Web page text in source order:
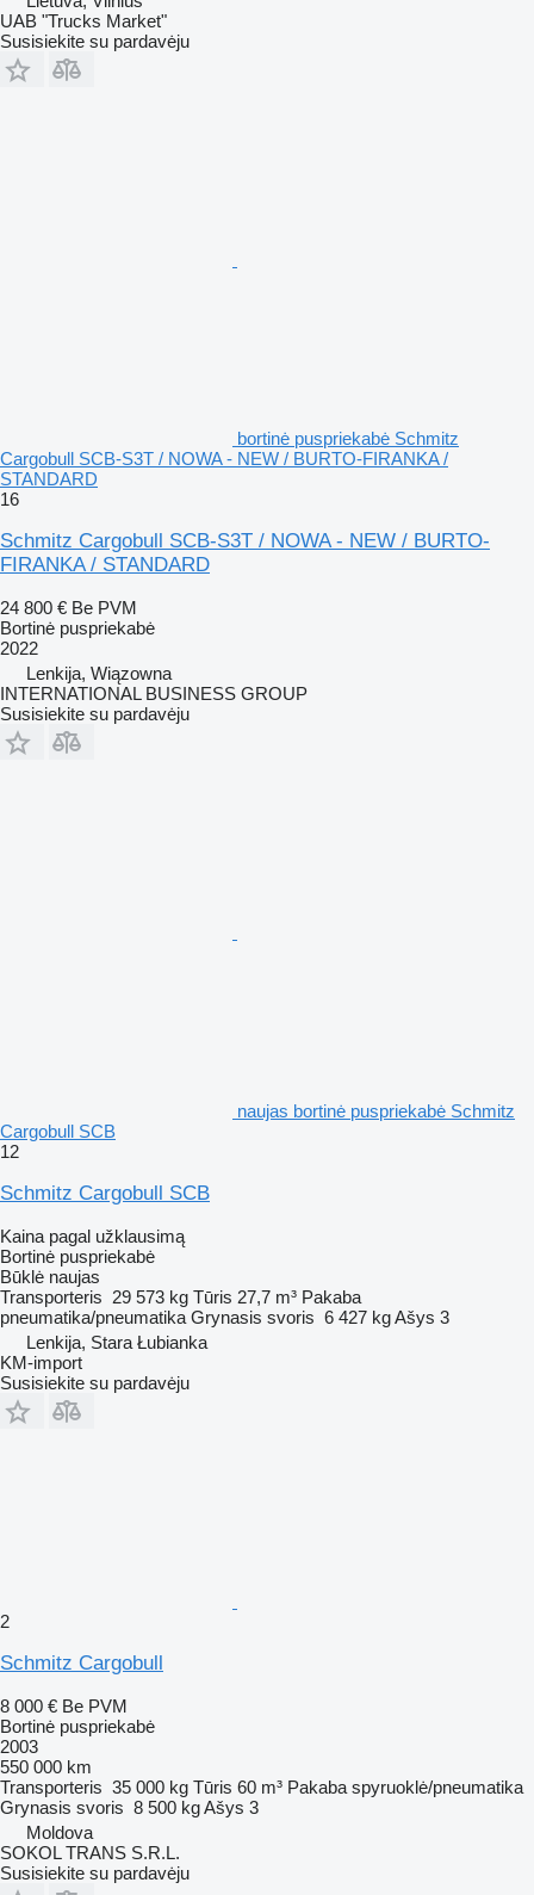
UAB "Trucks Market"
Susisiekite su pardavėju
bortinė puspriekabė Schmitz
Cargobull SCB-S3T / NOWA - NEW / BURTO-FIRANKA /
STANDARD
16
Schmitz Cargobull SCB-S3T / NOWA - NEW / BURTO-
FIRANKA / STANDARD
24 800 € Be PVM
Bortinė puspriekabė
2022
Lenkija, Wiązowna
INTERNATIONAL BUSINESS GROUP
Susisiekite su pardavėju
naujas bortinė puspriekabė Schmitz
Cargobull SCB
12
Schmitz Cargobull SCB
Kaina pagal užklausimą
Bortinė puspriekabė
Būklė naujas
Transporteris 29 573 kg Tūris 27,7 m³ Pakaba
pneumatika/pneumatika Grynasis svoris 6 427 kgAšys 3
Lenkija, Stara Łubianka
KM-import
Susisiekite su pardavėju
2
Schmitz Cargobull
8 000 € Be PVM
Bortinė puspriekabė
2003
550 000 km
Transporteris 35 000 kg Tūris 60 m³ Pakaba spyruoklė/pneumatika
Grynasis svoris 8 500 kgAšys 3
Moldova
SOKOL TRANS S.R.L.
Susisiekite su pardavėju